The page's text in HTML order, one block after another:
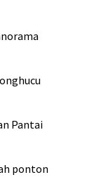
Pantai
ponton